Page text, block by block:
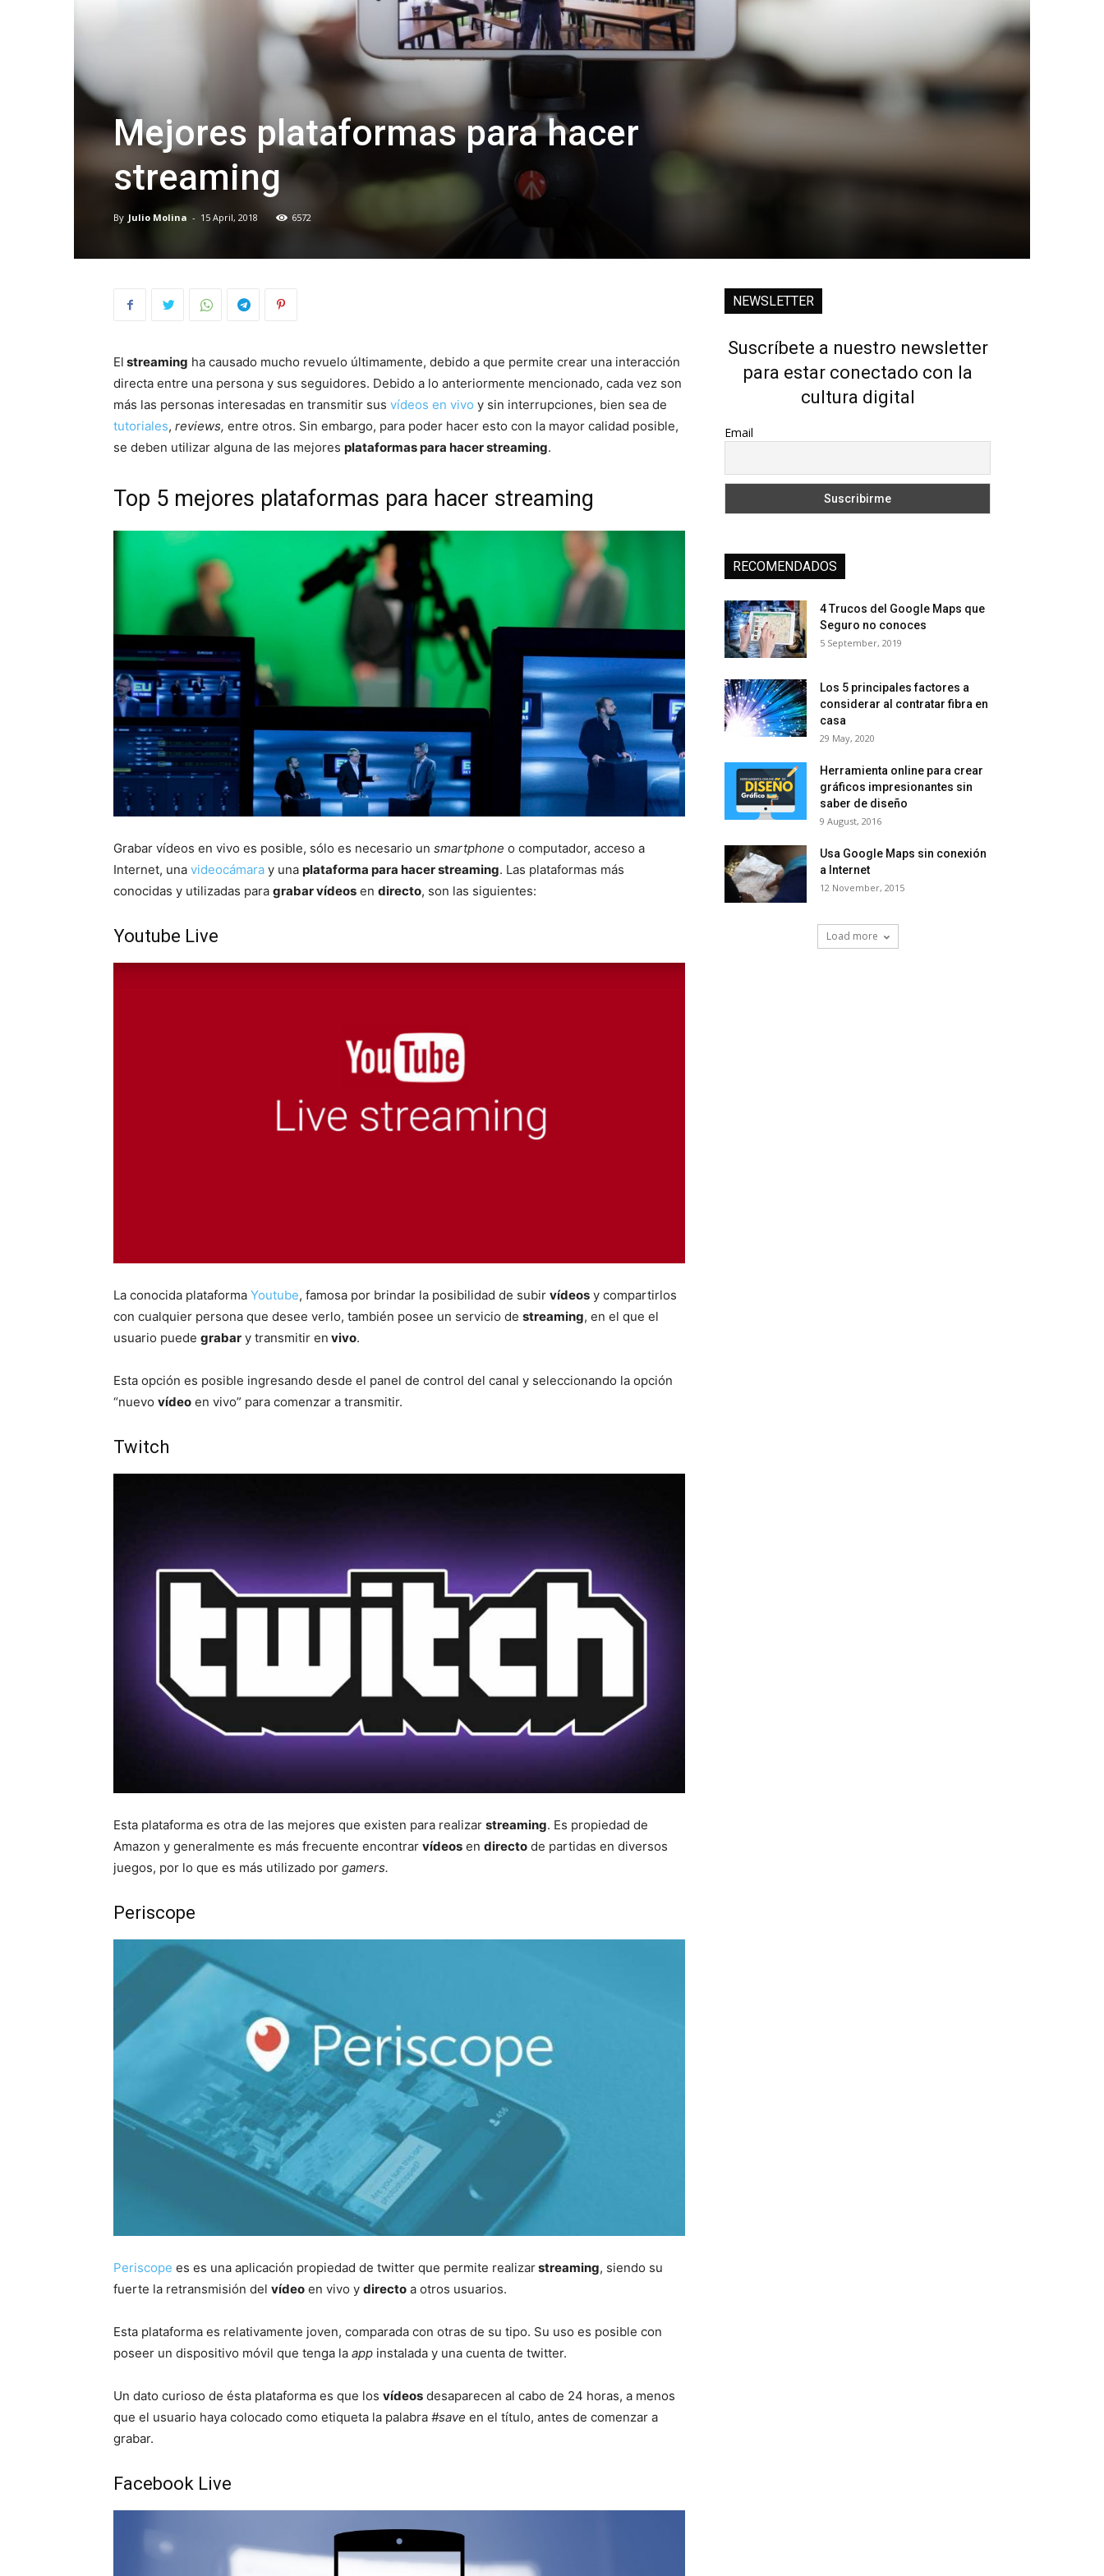
Mejores plataformas para hacer
streaming
By Julio Molina - 15 April, 2018 6572
El streaming ha causado mucho revuelo últimamente, debido a que permite crear una interacción
directa entre una persona y sus seguidores. Debido a lo anteriormente mencionado, cada vez son
más las personas interesadas en transmitir sus vídeos en vivo y sin interrupciones, bien sea de
tutoriales, reviews, entre otros. Sin embargo, para poder hacer esto con la mayor calidad posible,
se deben utilizar alguna de las mejores plataformas para hacer streaming.
Top 5 mejores plataformas para hacer streaming
Grabar vídeos en vivo es posible, sólo es necesario un smartphone o computador, acceso a
Internet, una videocámara y una plataforma para hacer streaming. Las plataformas más
conocidas y utilizadas para grabar vídeos en directo, son las siguientes:
Youtube Live
La conocida plataforma Youtube, famosa por brindar la posibilidad de subir vídeos y compartirlos
con cualquier persona que desee verlo, también posee un servicio de streaming, en el que el
usuario puede grabar y transmitir en vivo.
Esta opción es posible ingresando desde el panel de control del canal y seleccionando la opción
“nuevo vídeo en vivo” para comenzar a transmitir.
Twitch
Esta plataforma es otra de las mejores que existen para realizar streaming. Es propiedad de
Amazon y generalmente es más frecuente encontrar vídeos en directo de partidas en diversos
juegos, por lo que es más utilizado por gamers.
Periscope
Periscope es es una aplicación propiedad de twitter que permite realizarstreaming, siendo su
fuerte la retransmisión del vídeo en vivo y directo a otros usuarios.
Esta plataforma es relativamente joven, comparada con otras de su tipo. Su uso es posible con
poseer un dispositivo móvil que tenga la app instalada y una cuenta de twitter.
Un dato curioso de ésta plataforma es que los vídeos desaparecen al cabo de 24 horas, a menos
que el usuario haya colocado como etiqueta la palabra #save en el título, antes de comenzar a
grabar.
Facebook Live
NEWSLETTER
Suscríbete a nuestro newsletter
para estar conectado con la
cultura digital
Email
RECOMENDADOS
4 Trucos del Google Maps que
Seguro no conoces
5 September, 2019
Los 5 principales factores a
considerar al contratar fibra en
casa
29 May, 2020
Herramienta online para crear
gráficos impresionantes sin
saber de diseño
9 August, 2016
Usa Google Maps sin conexión
a Internet
12 November, 2015
Load more